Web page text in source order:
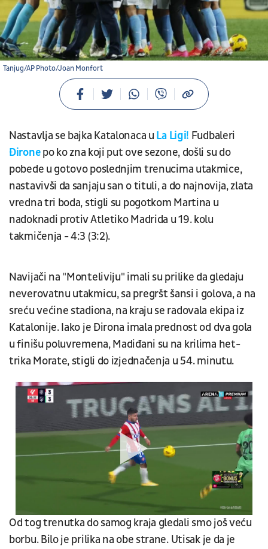
Tanjug/AP Photo/Joan Monfort
Nastavlja se bajka Katalonaca u La Ligi! Fudbaleri
Đironepo ko zna koji put ove sezone, došli su do
pobede u gotovo poslednjim trenucima utakmice,
nastavivši da sanjaju san o tituli, a do najnovija, zlata
vredna tri boda, stigli su pogotkom Martina u
nadoknadi protiv Atletiko Madrida u 19. kolu
takmičenja - 4:3 (3:2).
Navijači na "Monteliviju" imali su prilike da gledaju
neverovatnu utakmicu, sa pregršt šansi i golova, a na
sreću većine stadiona, na kraju se radovala ekipa iz
Katalonije. Iako je Đirona imala prednost od dva gola
u finišu poluvremena, Madiđani su na krilima het-
trika Morate, stigli do izjednačenja u 54. minutu.
Od tog trenutka do samog kraja gledali smo još veću
borbu. Bilo je prilika na obe strane. Utisak je da je